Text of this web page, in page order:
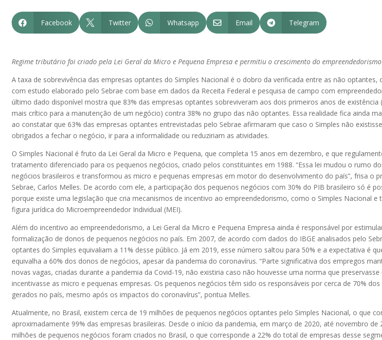
 Facebook  Twitter  Whatsapp  Email  Telegram
Regime tributário foi criado pela Lei Geral da Micro e Pequena Empresa e permitiu o crescimento do
A taxa de sobrevivência das empresas optantes do Simples Nacional é o dobro da verificada entre as não optantes,
com estudo elaborado pelo Sebrae com base em dados da Receita Federal e pesquisa de campo com
último dado disponível mostra que 83% das empresas optantes sobreviveram aos dois primeiros anos de existência
mais crítico para a manutenção de um negócio) contra 38% no grupo das não optantes. Essa realidade fica ainda
ao constatar que 63% das empresas optantes entrevistadas pelo Sebrae afirmaram que caso o Simples não
obrigados a fechar o negócio, ir para a informalidade ou reduziriam as atividades.
O Simples Nacional é fruto da Lei Geral da Micro e Pequena, que completa 15 anos em dezembro, e que
tratamento diferenciado para os pequenos negócios, criado pelos constituintes em 1988. “Essa lei mudou o rumo
negócios brasileiros e transformou as micro e pequenas empresas em motor do desenvolvimento do país”, frisa o
Sebrae, Carlos Melles. De acordo com ele, a participação dos pequenos negócios com 30% do PIB brasileiro só é
porque existe uma legislação que cria mecanismos de incentivo ao empreendedorismo, como o Simples Nacional e
figura jurídica do Microempreendedor Individual (MEI).
Além do incentivo ao empreendedorismo, a Lei Geral da Micro e Pequena Empresa ainda é responsável por
formalização de donos de pequenos negócios no país. Em 2007, de acordo com dados do IBGE analisados pelo
optantes do Simples equivaliam a 11% desse público. Já em 2019, esse número saltou para 50% e a expectativa é
equivalha a 60% dos donos de negócios, apesar da pandemia do coronavírus. “Parte significativa dos empregos
novas vagas, criadas durante a pandemia da Covid-19, não existiria caso não houvesse uma norma que preservasse
incentivasse as micro e pequenas empresas. Os pequenos negócios têm sido os responsáveis por cerca de 70%
gerados no país, mesmo após os impactos do coronavírus”, pontua Melles.
Atualmente, no Brasil, existem cerca de 19 milhões de pequenos negócios optantes pelo Simples Nacional, o que
aproximadamente 99% das empresas brasileiras. Desde o início da pandemia, em março de 2020, até novembro de
milhões de pequenos negócios foram criados no Brasil, o que corresponde a 22% do total de empresas desse